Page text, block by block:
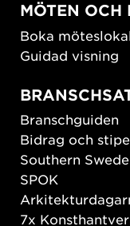
MÖTEN OCH
Boka möteslokal
Guidad visning
Branschguiden
Bidrag och
Southern
SPOK
7x